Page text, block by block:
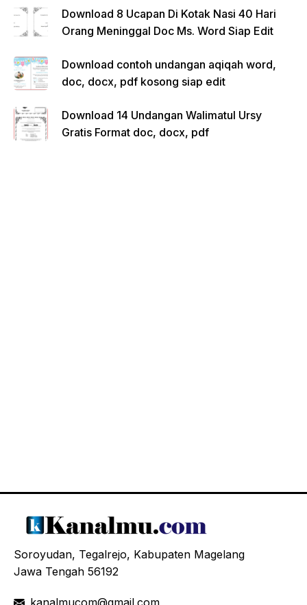
Download 8 Ucapan Di Kotak Nasi 40 Hari
Orang Meninggal Doc Ms. Word Siap Edit
Download contoh undangan aqiqah word,
doc, docx, pdf kosong siap edit
Download 14 Undangan Walimatul Ursy
Gratis Format doc, docx, pdf
Soroyudan, Tegalrejo, Kabupaten Magelang
Jawa Tengah 56192
kanalmucom@gmail.com